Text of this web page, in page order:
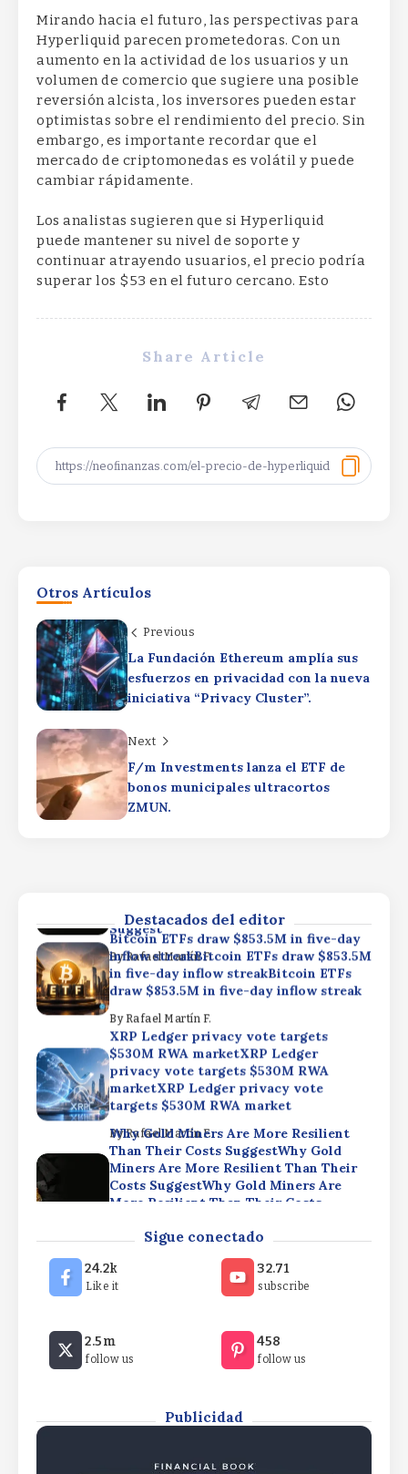
Mirando hacia el futuro, las perspectivas para
Hyperliquid parecen prometedoras. Con un
aumento en la actividad de los usuarios y un
volumen de comercio que sugiere una posible
reversión alcista, los inversores pueden estar
optimistas sobre el rendimiento del precio. Sin
embargo, es importante recordar que el
mercado de criptomonedas es volátil y puede
cambiar rápidamente.
Los analistas sugieren que si Hyperliquid
puede mantener su nivel de soporte y
continuar atrayendo usuarios, el precio podría
superar los $53 en el futuro cercano. Esto
Share Article
Otros Artículos
Previous
La Fundación Ethereum amplía sus
esfuerzos en privacidad con la nueva
iniciativa “Privacy Cluster”.
Next
F/m Investments lanza el ETF de
bonos municipales ultracortos
ZMUN.
Destacados del editor
Miners Are More Resilient Than Their
Costs SuggestWhy Gold Miners Are
More Resilient Than Their Costs
Suggest
ByRafael Martín F.
Bitcoin ETFs draw $853.5M in five-day
inflow streakBitcoin ETFs draw $853.5M
in five-day inflow streakBitcoin ETFs
draw $853.5M in five-day inflow streak
By
XRP Ledger privacy vote targets
$530M RWA marketXRP Ledger
privacy vote targets $530M RWA
marketXRP Ledger privacy vote
targets $530M RWA market
More Resilient Than Their Costs
Suggest
ByRafael Martín F.
Bitcoin ETFs draw $853.5M in five-day
inflow streakBitcoin ETFs draw $853.5M
in five-day inflow streakBitcoin ETFs
draw $853.5M in five-day inflow streak
By Rafael Martín F.
XRP Ledger privacy vote targets
$530M RWA marketXRP Ledger
privacy vote targets $530M RWA
marketXRP Ledger privacy vote
targets $530M RWA market
By Rafael Martín F.
Why Gold Miners Are More Resilient
Than Their Costs SuggestWhy Gold
Miners Are More Resilient Than Their
Costs SuggestWhy Gold Miners Are
More Resilient Than Their Costs
Rafael Martín F.
Bitcoin ETFs draw $853.5M in five-day
inflow streakBitcoin ETFs draw $853.5M
in five-day inflow streakBitcoin ETFs
draw $853.5M in five-day inflow streak
XRP Ledger privacy vote targets
$530M RWA marketXRP Ledger
privacy vote targets $530M RWA
ByRafael Martín F.
Sigue conectado
24.2k
Like it
32.71
subscribe
2.5m
follow us
458
follow us
Publicidad